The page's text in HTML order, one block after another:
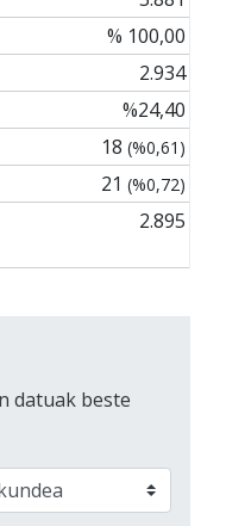
% 100,00
2.934
%24,40
18 (%0,61)
21 (%0,72)
2.895
datuak beste